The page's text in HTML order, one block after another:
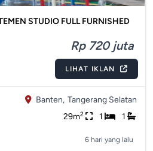
STUDIO FULL FURNISHED
Rp 720 juta
LIHAT IKLAN
Banten, Tangerang Selatan
29m2 1 1
6 hari yang lalu